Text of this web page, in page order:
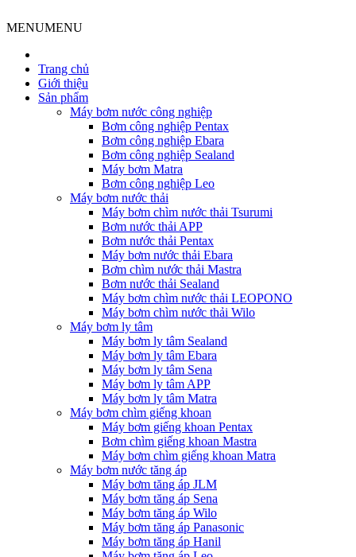
MENUMENU
Trang chủ
Giới thiệu
Sản phẩm
Máy bơm nước công nghiệp
Bơm công nghiệp Pentax
Bơm công nghiệp Ebara
Bơm công nghiệp Sealand
Máy bơm Matra
Bơm công nghiệp Leo
Máy bơm nước thải
Máy bơm chìm nước thải Tsurumi
Bơm nước thải APP
Bơm nước thải Pentax
Máy bơm nước thải Ebara
Bơm chìm nước thải Mastra
Bơm nước thải Sealand
Máy bơm chìm nước thải LEOPONO
Máy bơm chìm nước thải Wilo
Máy bơm ly tâm
Máy bơm ly tâm Sealand
Máy bơm ly tâm Ebara
Máy bơm ly tâm Sena
Máy bơm ly tâm APP
Máy bơm ly tâm Matra
Máy bơm chìm giếng khoan
Máy bơm giếng khoan Pentax
Bơm chìm giếng khoan Mastra
Máy bơm chìm giếng khoan Matra
Máy bơm nước tăng áp
Máy bơm tăng áp JLM
Máy bơm tăng áp Sena
Máy bơm tăng áp Wilo
Máy bơm tăng áp Panasonic
Máy bơm tăng áp Hanil